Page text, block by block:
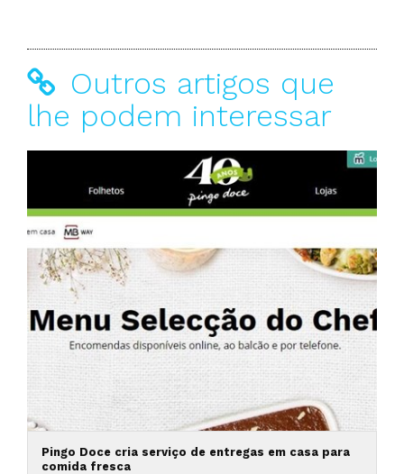
Outros artigos que
lhe podem interessar
Pingo Doce cria serviço de entregas em casa para
comida fresca